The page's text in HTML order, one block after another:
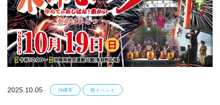
2025.10.05 沖縄市 祭イベント